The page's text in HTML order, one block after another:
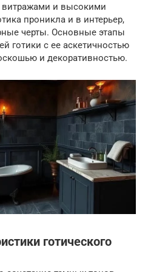
и высокими
проникла и в интерьер,
черты. Основные этапы
готики с ее аскетичностью
и декоративностью.
готического